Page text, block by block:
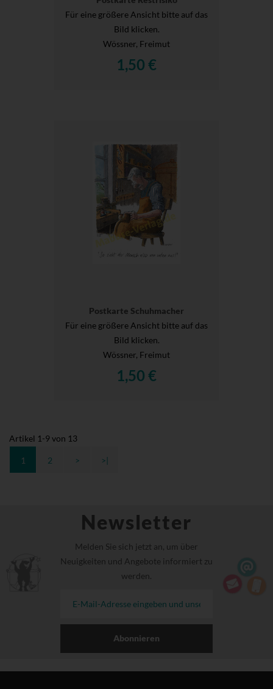
Für eine größere Ansicht bitte auf das
Bild klicken.
Wössner, Freimut
1,50 €
Postkarte Schuhmacher
Für eine größere Ansicht bitte auf das
Bild klicken.
Wössner, Freimut
1,50 €
Artikel 1 -9von 13
1 2 > >|
Newsletter
Melden Sie sich jetzt an, um über
Neuigkeiten und Angebote informiert zu
werden.
Abonnieren